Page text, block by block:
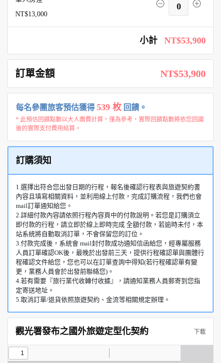
NT$13,000
0
小計 NT$53,900
訂單金額 NT$53,900
每名參團旅客預估獲得 539 枚 回饋。
* 此預估回饋點數以大人團費計算，僅為參考，實際回饋點數將依您回國
後的實際支付費用結算。
訂購須知
1.選擇出符合您出發日期的行程，報名後確認行程表與旅遊契約書
內容且填寫相關資料，並利用線上付款，完成訂購流程，我們也會
mail訂單通知給您。
2.詳細付款內容請依照行程內容頁中的付款說明。若您是訂購須立
即付款的行程，請立即於線上即時完成 全額付款，若逾時未付，本
站系統將自動取消訂單，不會保留您的訂位。
3.付款完成後，系統會 mail封付款成功通知信函給您，經專屬服務
人員訂單確認OK後，最晚於出發前三天，提供行程確認單與團體行
程確認文件給您，您也可以在訂單查詢中得知(若行程確認單有變
更，業務人員會於出發前聯絡您)。
4.若有需要『旅行業代收轉付收據』，請通知業務人員郵寄到您指
定寄送地址。
5.取消訂單/退貨依照旅遊契約、金流等相關規定辦理。
觀光署發布之國外旅遊定型化契約 下載